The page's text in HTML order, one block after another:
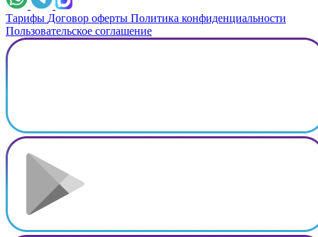
Тарифы Договор оферты Политика конфиденциальности
Пользовательское соглашение